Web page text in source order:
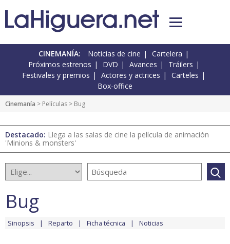
CINEMANÍA: Noticias de cine
Cartelera
Próximos estrenos
DVD Avances
Tráilers
Festivales y premios
Actores y actrices
Carteles
Box-office
Cinemanía > Películas > Bug
Destacado: Llega a las salas de cine la película de animación
'Minions & monsters'
Bug
Sinopsis Reparto Ficha técnica Noticias